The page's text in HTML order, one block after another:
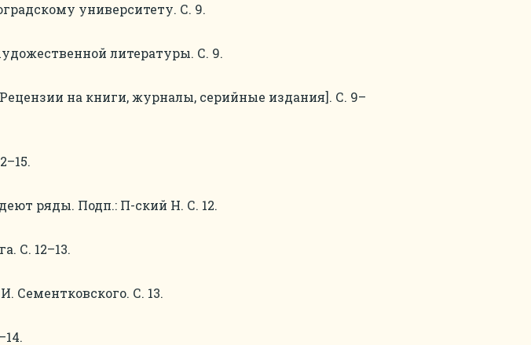
университету. С. 9.
литературы. С. 9.
на книги, журналы, серийные издания]. С. 9–
ряды. Подп.: П-ский Н. С. 12.
С. 12–13.
Сементковского. С. 13.